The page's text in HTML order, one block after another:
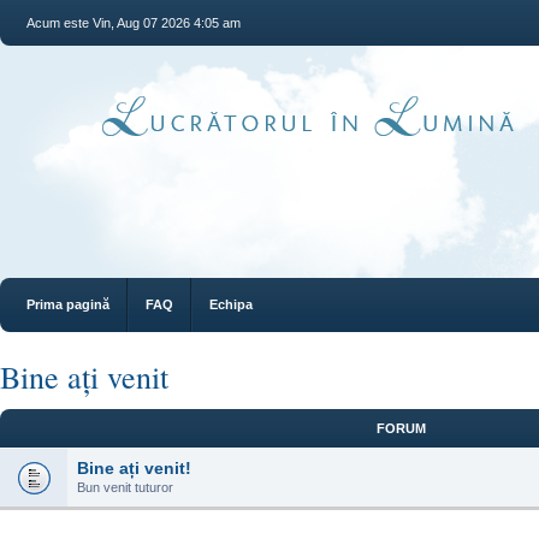
Acum este Vin, Aug 07 2026 4:05 am
Prima pagină FAQ Echipa
Bine ați venit
FORUM
Bine ați venit!
Bun venit tuturor